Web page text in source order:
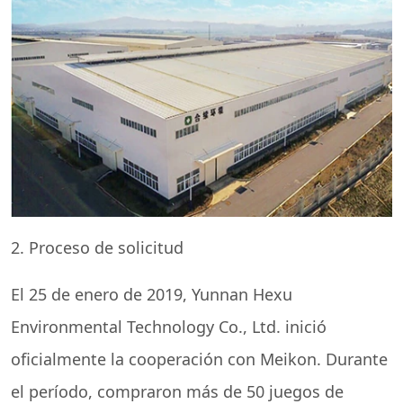
2. Proceso de solicitud
El 25 de enero de 2019, Yunnan Hexu
Environmental Technology Co., Ltd. inició
oficialmente la cooperación con Meikon. Durante
el período, compraron más de 50 juegos de